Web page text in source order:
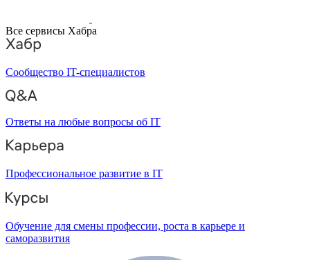
Все сервисы Хабра
Сообщество IT-специалистов
Ответы на любые вопросы об IT
Профессиональное развитие в IT
Обучение для смены профессии, роста в карьере и
саморазвития